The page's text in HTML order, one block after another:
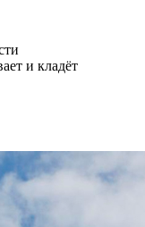
и кладёт